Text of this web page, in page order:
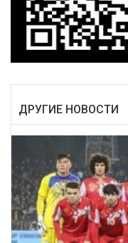
ДРУГИЕ НОВОСТИ